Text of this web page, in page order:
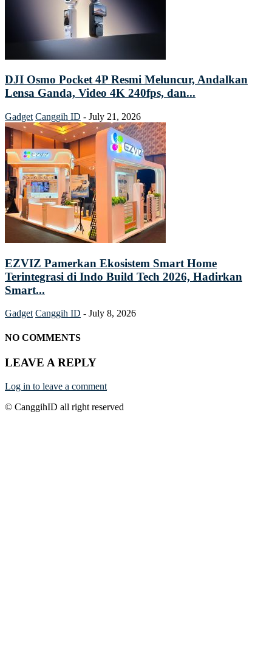
DJI Osmo Pocket 4P Resmi Meluncur, Andalkan
Lensa Ganda, Video 4K 240fps, dan...
Gadget Canggih ID - July 21, 2026
EZVIZ Pamerkan Ekosistem Smart Home
Terintegrasi di Indo Build Tech 2026, Hadirkan
Smart...
Gadget Canggih ID - July 8, 2026
NO COMMENTS
LEAVE A REPLY
Log in to leave a comment
© CanggihID all right reserved